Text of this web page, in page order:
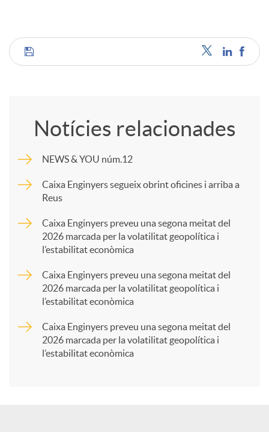
C
m
p
a
Notícies relacionades
NEWS & YOU núm.12
Caixa Enginyers segueix obrint oficines i arriba a
Reus
Caixa Enginyers preveu una segona meitat del
2026 marcada per la volatilitat geopolítica i
l’estabilitat econòmica
Caixa Enginyers preveu una segona meitat del
2026 marcada per la volatilitat geopolítica i
l’estabilitat econòmica
Caixa Enginyers preveu una segona meitat del
2026 marcada per la volatilitat geopolítica i
l’estabilitat econòmica